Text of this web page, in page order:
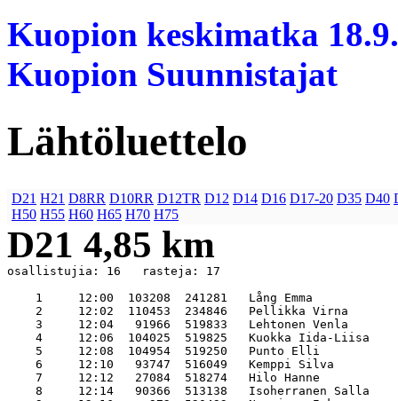
Kuopion keskimatka
Kuopion Suunnistajat
Lähtöluettelo
D21 H21 D8RR D10RR D12TR D12 D14 D16 D17-20 D35 D40
H50 H55 H60 H65 H70 H75
D21 4,85 km
osallistujia: 16   rasteja: 17
1     12:00  103208  241281
2     12:02  110453  234846
3     12:04   91966  519833
4     12:06  104025  519825
5     12:08  104954  519250
6     12:10   93747  516049
7     12:12   27084  518274
8     12:14   90366  513138